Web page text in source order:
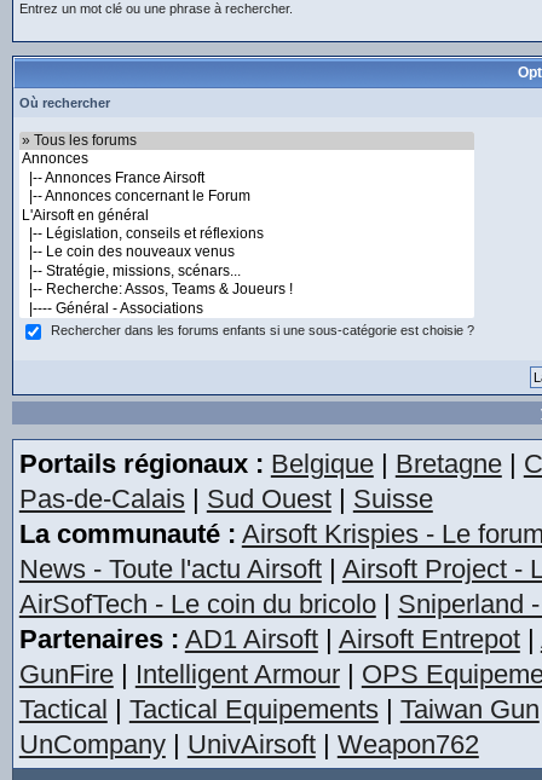
Entrez un mot clé ou une phrase à rechercher.
Où rechercher
Rechercher dans les forums enfants si une sous-catégorie est choisie ?
Portails régionaux : Belgique| Bretagne|
Pas-de-Calais| Sud Ouest| Suisse
La communauté : Airsoft Krispies - Le
News - Toute l'actu Airsoft| Airsoft Project -
AirSofTech - Le coin du bricolo| Sniperland
Partenaires : AD1 Airsoft| Airsoft Entrepot|
GunFire| Intelligent Armour| OPS
Tactical | Tactical Equipements| Taiwan Gun
UnCompany| UnivAirsoft| Weapon762